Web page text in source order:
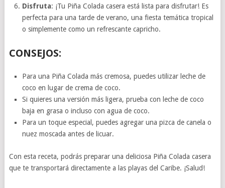
Disfruta: ¡Tu Piña Colada casera está lista para disfrutar! Es
perfecta para una tarde de verano, una fiesta temática tropical
o simplemente como un refrescante capricho.
CONSEJOS:
Para una Piña Colada más cremosa, puedes utilizar leche de
coco en lugar de crema de coco.
Si quieres una versión más ligera, prueba con leche de coco
baja en grasa o incluso con agua de coco.
Para un toque especial, puedes agregar una pizca de canela o
nuez moscada antes de licuar.
Con esta receta, podrás preparar una deliciosa Piña Colada casera
que te transportará directamente a las playas del Caribe. ¡Salud!